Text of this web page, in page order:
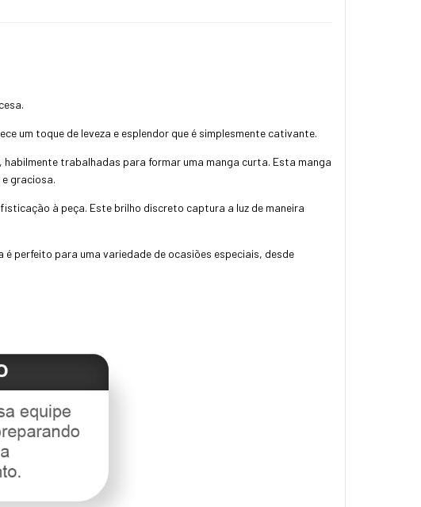
um toque de leveza e esplendor que é simplesmente cativante.
trabalhadas para formar uma manga curta. Esta manga
graciosa.
à peça. Este brilho discreto captura a luz de maneira
perfeito para uma variedade de ocasiões especiais, desde